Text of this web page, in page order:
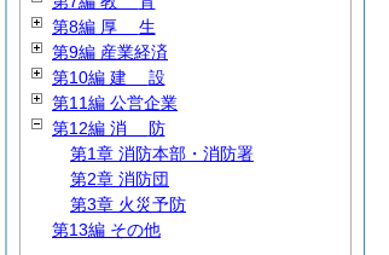
第8編 厚 生
第9編 産業経済
第10編 建 設
第11編 公営企業
第12編 消 防
第1章 消防本部・消防署
第2章 消防団
第3章 火災予防
第13編 その他